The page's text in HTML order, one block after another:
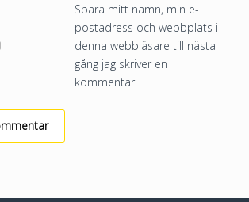
Spara mitt namn, min e-
postadress och webbplats i
denna webbläsare till nästa
gång jag skriver en
kommentar.